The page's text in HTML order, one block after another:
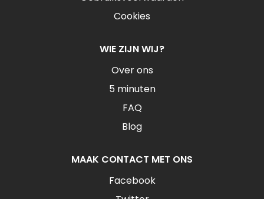
Cookies
WIE ZIJN WIJ?
Over ons
5 minuten
FAQ
Blog
MAAK CONTACT MET ONS
Facebook